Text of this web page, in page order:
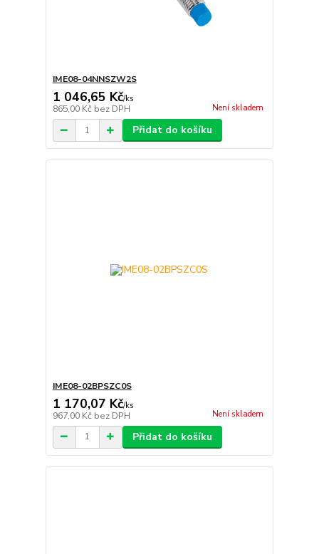
IME08-04NNSZW2S
1 046,65 Kč/ks
865,00 Kč bez DPH Není skladem
Přidat do košíku
IME08-02BPSZC0S
1 170,07 Kč/ks
967,00 Kč bez DPH Není skladem
Přidat do košíku